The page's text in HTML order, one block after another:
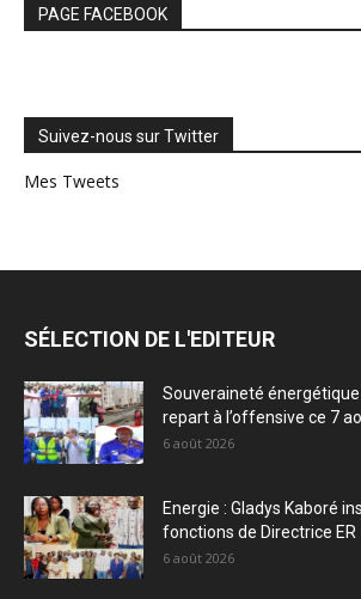
PAGE FACEBOOK
Suivez-nous sur Twitter
Mes Tweets
SÉLECTION DE L'EDITEUR
Souveraineté énergétique
repart à l’offensive ce 7
6 août 2026
Energie : Gladys Kaboré
fonctions de Directrice ER
6 août 2026